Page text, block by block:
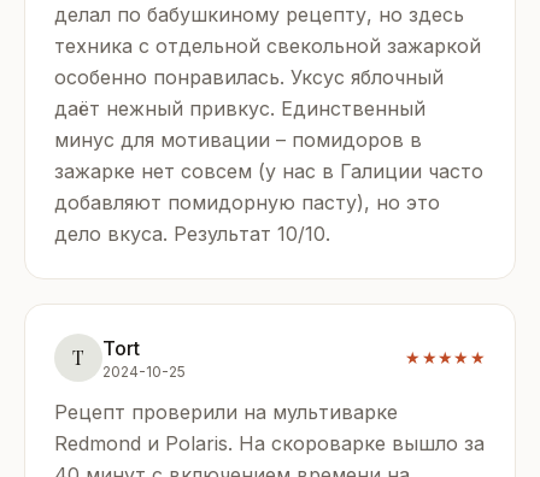
делал по бабушкиному рецепту, но здесь
техника с отдельной свекольной зажаркой
особенно понравилась. Уксус яблочный
даёт нежный привкус. Единственный
минус для мотивации – помидоров в
зажарке нет совсем (у нас в Галиции часто
добавляют помидорную пасту), но это
дело вкуса. Результат 10/10.
T Tort
2024-10-25
★★★★★
Рецепт проверили на мультиварке
Redmond и Polaris. На скороварке вышло за